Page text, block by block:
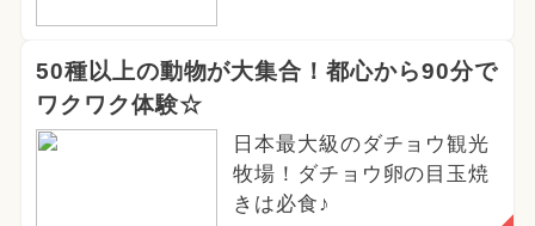
50種以上の動物が大集合！都心から90分で
ワクワク体験☆
日本最大級のダチョウ観光
牧場！ダチョウ卵の目玉焼
きは必食♪